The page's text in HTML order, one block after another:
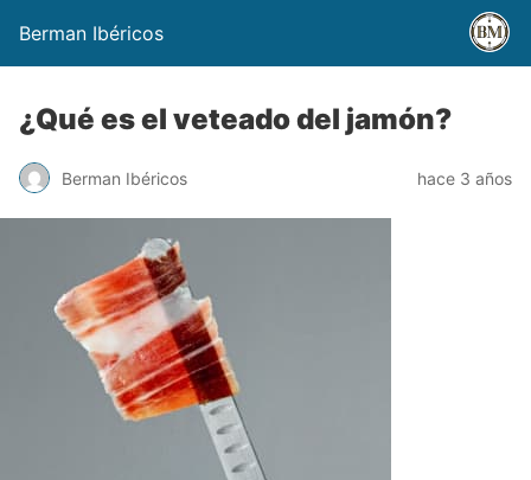
Berman Ibéricos
¿Qué es el veteado del jamón?
Berman Ibéricos hace 3 años